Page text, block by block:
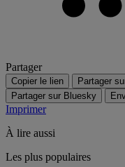
Partager
Copier le lien Partager
Partager sur Bluesky
Imprimer
À lire aussi
Les plus populaires